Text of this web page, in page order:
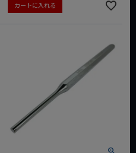
カートに入れる